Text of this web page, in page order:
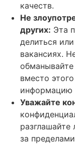
качеств.
Не
других: Эта
делиться
вакансиях.
вместо
информацию
Уважайте
за